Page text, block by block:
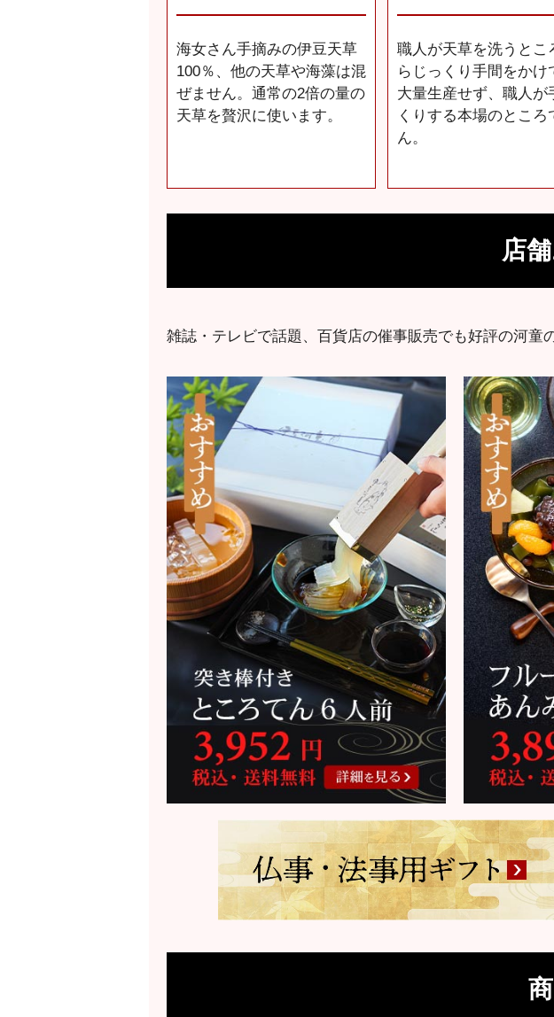
海女さん手摘みの伊豆天草
100％、他の天草や海藻は混
ぜません。通常の2倍の量の
天草を贅沢に使います。
職人が天草を洗うとこ
らじっくり手間をかけ
大量生産せず、職人が
くりする本場のところ
ん。
店
雑誌・テレビで話題、百貨店の催事販売でも好評の河童